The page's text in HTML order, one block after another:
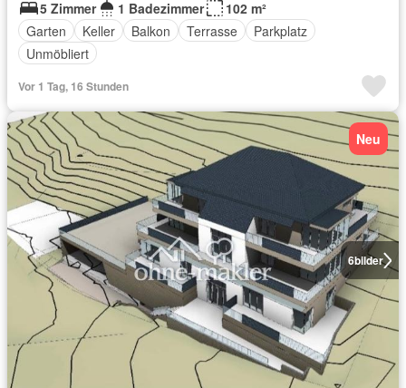
5 Zimmer 1 Badezimmer
102 m²
Garten
Keller Balkon Terrasse
Parkplatz
Unmöbliert
Vor 1 Tag, 16 Stunden
6bilder
Neu